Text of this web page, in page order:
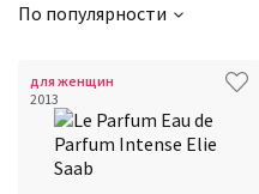
По популярности
для женщин
2013